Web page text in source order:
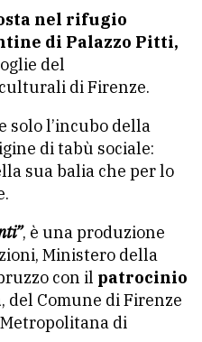
nel rifugio
di Palazzo Pitti,
del
di Firenze.
solo l’incubo della
di tabù sociale:
sua balia che per lo
, è una produzione
Ministero della
con il patrocinio
, del Comune di Firenze
di